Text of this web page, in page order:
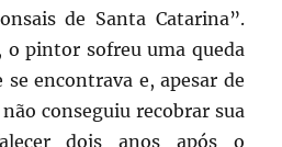
de Santa Catarina”.
pintor sofreu uma queda
encontrava e, apesar de
conseguiu recobrar sua
dois anos após o